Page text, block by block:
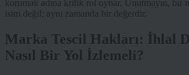
korumak adına kritik rol oynar. Unutmayın, bir
isim değil; aynı zamanda bir değerdir.
Marka Tescil Hakları: İhlal
Nasıl Bir Yol İzlemeli?